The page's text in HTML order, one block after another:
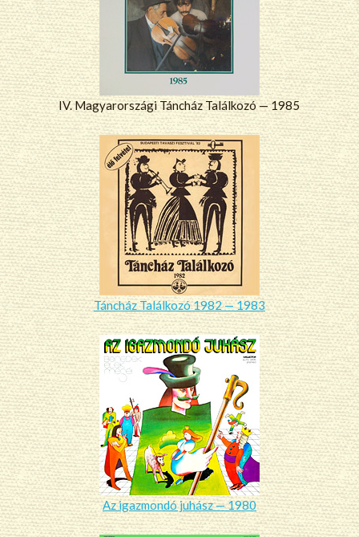
IV. Magyarországi Táncház Találkozó — 1985
Táncház Találkozó 1982 — 1983
Az igazmondó juhász — 1980